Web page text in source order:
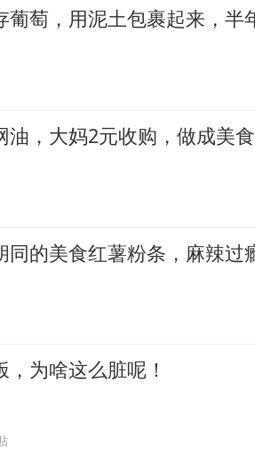
葡萄，用泥土包裹起来，半
油，大妈2元收购，做成美
同的美食红薯粉条，麻辣过
为啥这么脏呢！